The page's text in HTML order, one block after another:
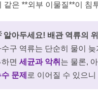
같은 **외부 이물질**이 침
알아두세요! 배관 역류의
수구 역류는 단순히 물이
면 세균과 악취 는 물론,
문제 로 이어질 수 있으